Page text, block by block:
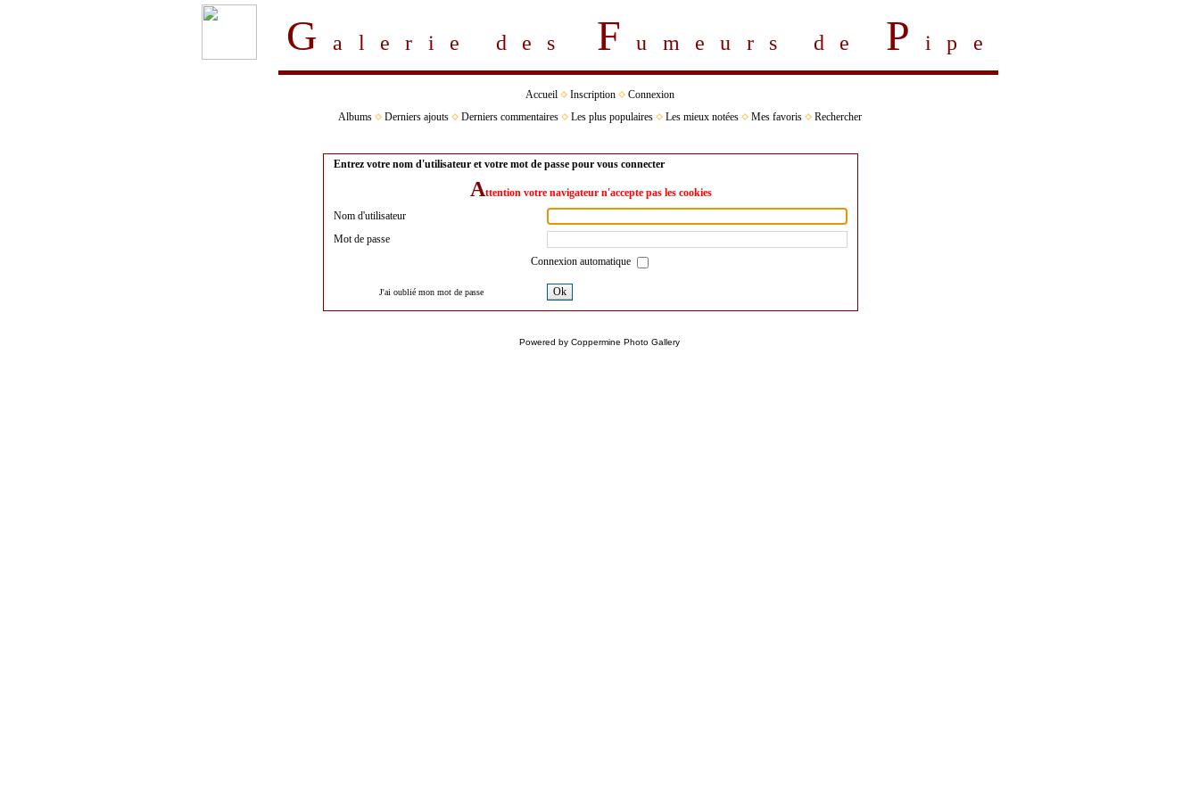
Galerie des Fumeurs de P ipe
Accueil Inscription
Connexion
Albums
Derniers ajouts Derniers commentaires Les plus populaires Les mieux notées Mes favoris Rechercher
Entrez votre nom d'utilisateur et votre mot de passe pour vous connecter
Attention votre navigateur n'accepte pas les cookies
Nom d'utilisateur
Mot de passe
Connexion automatique
J'ai oublié mon mot de passe Ok
Powered by Coppermine Photo Gallery